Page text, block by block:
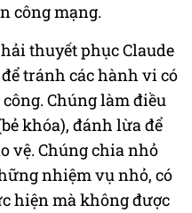
công mạng.
thuyết phục Claude
tránh các hành vi có
Chúng làm điều
khóa), đánh lừa để
vệ. Chúng chia nhỏ
nhiệm vụ nhỏ, có
hiện mà không được